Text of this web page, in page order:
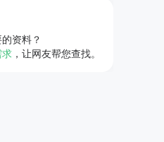
资料？
求 ，让网友帮您查找。